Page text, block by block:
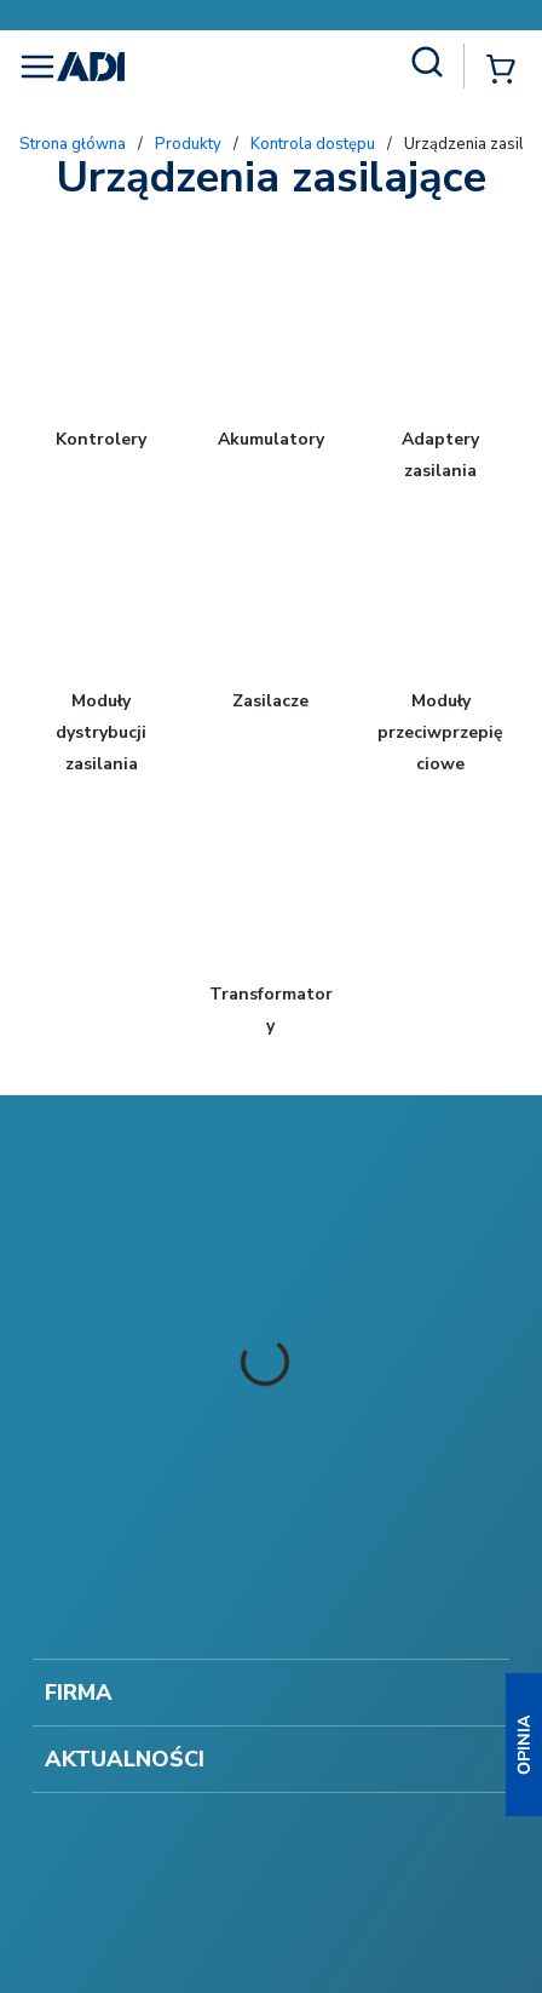
menu
Strona główna / Produkty / Kontrola dostępu / Urządzenia
Urządzenia zasilające
Kontrolery Akumulatory
Adaptery
zasilania
Moduły
dystrybucji
zasilania
Zasilacze
Moduły
przeciwprzepię
ciowe
Transformator
y
FIRMA
AKTUALNOŚCI